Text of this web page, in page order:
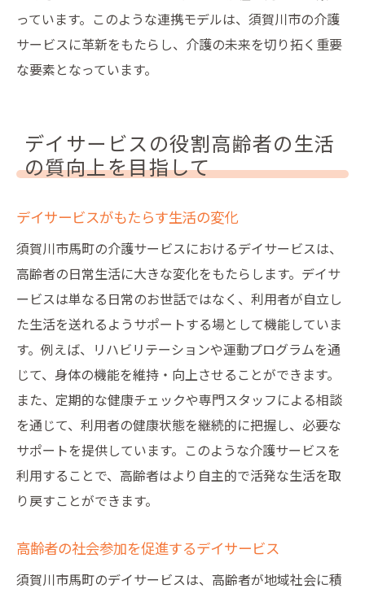
っています。このような連携モデルは、須賀川市の介護
サービスに革新をもたらし、介護の未来を切り拓く重要
な要素となっています。
デイサービスの役割高齢者の生活
の質向上を目指して
デイサービスがもたらす生活の変化
須賀川市馬町の介護サービスにおけるデイサービスは、
高齢者の日常生活に大きな変化をもたらします。デイサ
ービスは単なる日常のお世話ではなく、利用者が自立し
た生活を送れるようサポートする場として機能していま
す。例えば、リハビリテーションや運動プログラムを通
じて、身体の機能を維持・向上させることができます。
また、定期的な健康チェックや専門スタッフによる相談
を通じて、利用者の健康状態を継続的に把握し、必要な
サポートを提供しています。このような介護サービスを
利用することで、高齢者はより自主的で活発な生活を取
り戻すことができます。
高齢者の社会参加を促進するデイサービス
須賀川市馬町のデイサービスは、高齢者が地域社会に積